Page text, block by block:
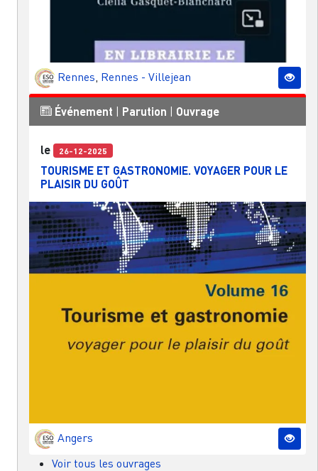
Rennes Rennes - Villejean
Événement | Parution | Ouvrage
le 26-12-2025
TOURISME ET GASTRONOMIE. VOYAGER POUR LE
PLAISIR DU GOÛT
Angers
Voir tous les ouvrages